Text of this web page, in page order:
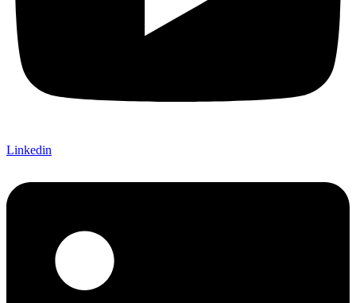
Linkedin